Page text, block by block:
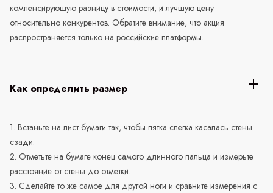
компенсирующую разницу в стоимости, и лучшую цену
относительно конкурентов. Обратите внимание, что акция
распространяется только на российские платформы.
Как определить размер
1. Встаньте на лист бумаги так, чтобы пятка слегка касалась стены
сзади.
2. Отметьте на бумаге конец самого длинного пальца и измерьте
расстояние от стены до отметки.
3. Сделайте то же самое для другой ноги и сравните измерения с